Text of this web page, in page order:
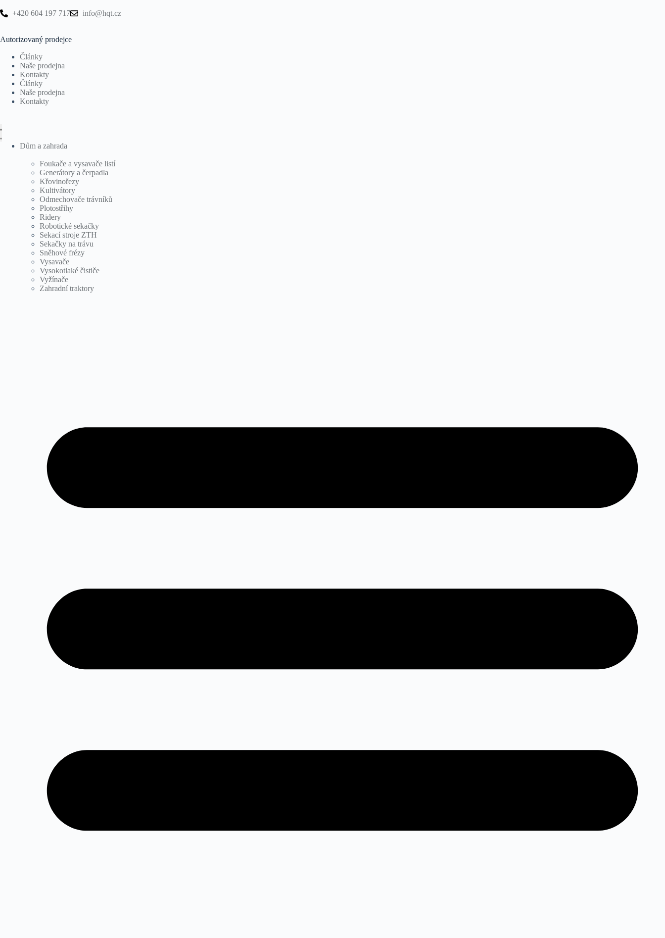
+420 604 197 717 info@hqt.cz
Autorizovaný prodejce
Články
Naše prodejna
Kontakty
Články
Naše prodejna
Kontakty
Dům a zahrada
Foukače a vysavače listí
Generátory a čerpadla
Křovinořezy
Kultivátory
Odmechovače trávníků
Plotostřihy
Ridery
Robotické sekačky
Sekací stroje ZTH
Sekačky na trávu
Sněhové frézy
Vysavače
Vysokotlaké čističe
Vyžínače
Zahradní traktory